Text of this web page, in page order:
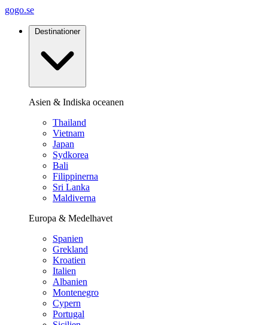
gogo.se
Destinationer
Asien & Indiska oceanen
Thailand
Vietnam
Japan
Sydkorea
Bali
Filippinerna
Sri Lanka
Maldiverna
Europa & Medelhavet
Spanien
Grekland
Kroatien
Italien
Albanien
Montenegro
Cypern
Portugal